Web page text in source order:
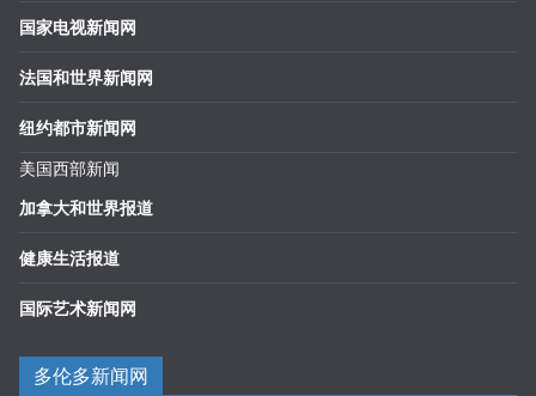
国家电视新闻网
法国和世界新闻网
纽约都市新闻网
美国西部新闻
加拿大和世界报道
健康生活报道
国际艺术新闻网
多伦多新闻网